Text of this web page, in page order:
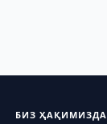
БИЗ ҲАҚИМИЗДА